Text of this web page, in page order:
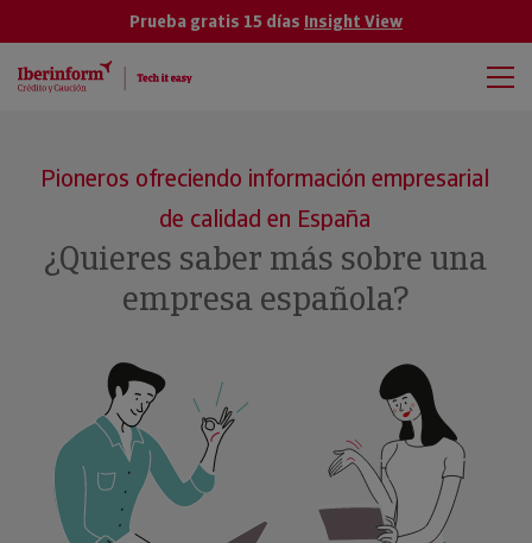
Prueba gratis 15 días Insight View
Pioneros ofreciendo información empresarial
de calidad en España
¿Quieres saber más sobre una
empresa española?